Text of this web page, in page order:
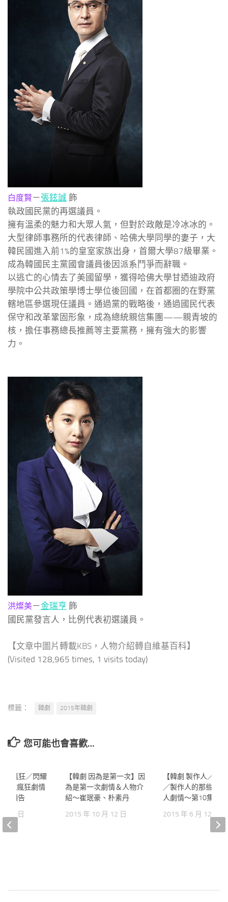
白度賢－張鉉誠 飾
執政國民黨的再選議員。
擁有溫柔的魅力和大眾人氣，但對於政敵是冷冰冰的。
大型律師事務所的代表律師、哈佛大學同學的妻子，大
韓民國進入前1%的皇室家族出身，首爾大學87級畢業。
成為韓國民主黨國會議員後因派系鬥爭而辭職。
以逃亡的心情去了美國留學，獲得哈佛大學甘迺迪政府
學院中公共政策學博士學位後回國，在首都圈的在野黨
轄地區參選現任議員。通過黨的戰略後，通過國民代表
保守和改革鞏固形象，成為總統親信集團——親青坡的
核，擔任事務總長推薦等主要黨務，擁有強大的影響
力。
洪燦美－金瑞亨 飾
國民黨發言人，比例代表初選議員。
【文章中圖片轉載KBS，人物介紹轉自維基百科】
(Visited 128,965 times, 1 visits today)
標籤： 韓劇 2015年韓劇
您可能也會喜歡…
【韓劇 因為是第一次】因
為是第一次劇情＆人物介
紹～崔珉豪、朴素丹
2015 年 10 月 12 日
【韓劇 製作人／
／製作人的那些事
人劇情～第10集文
2015 年 6 月 12 日
或瘋狂／閃耀
煌或瘋狂劇情
字預告
22 日